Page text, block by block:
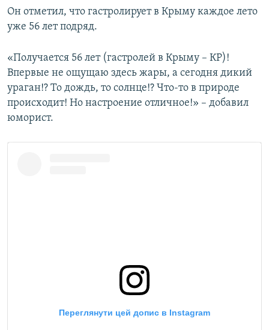
Он отметил, что гастролирует в Крыму каждое лето
уже 56 лет подряд.
«Получается 56 лет (гастролей в Крыму – КР)!
Впервые не ощущаю здесь жары, а сегодня дикий
ураган!? То дождь, то солнце!? Что-то в природе
происходит! Но настроение отличное!» – добавил
юморист.